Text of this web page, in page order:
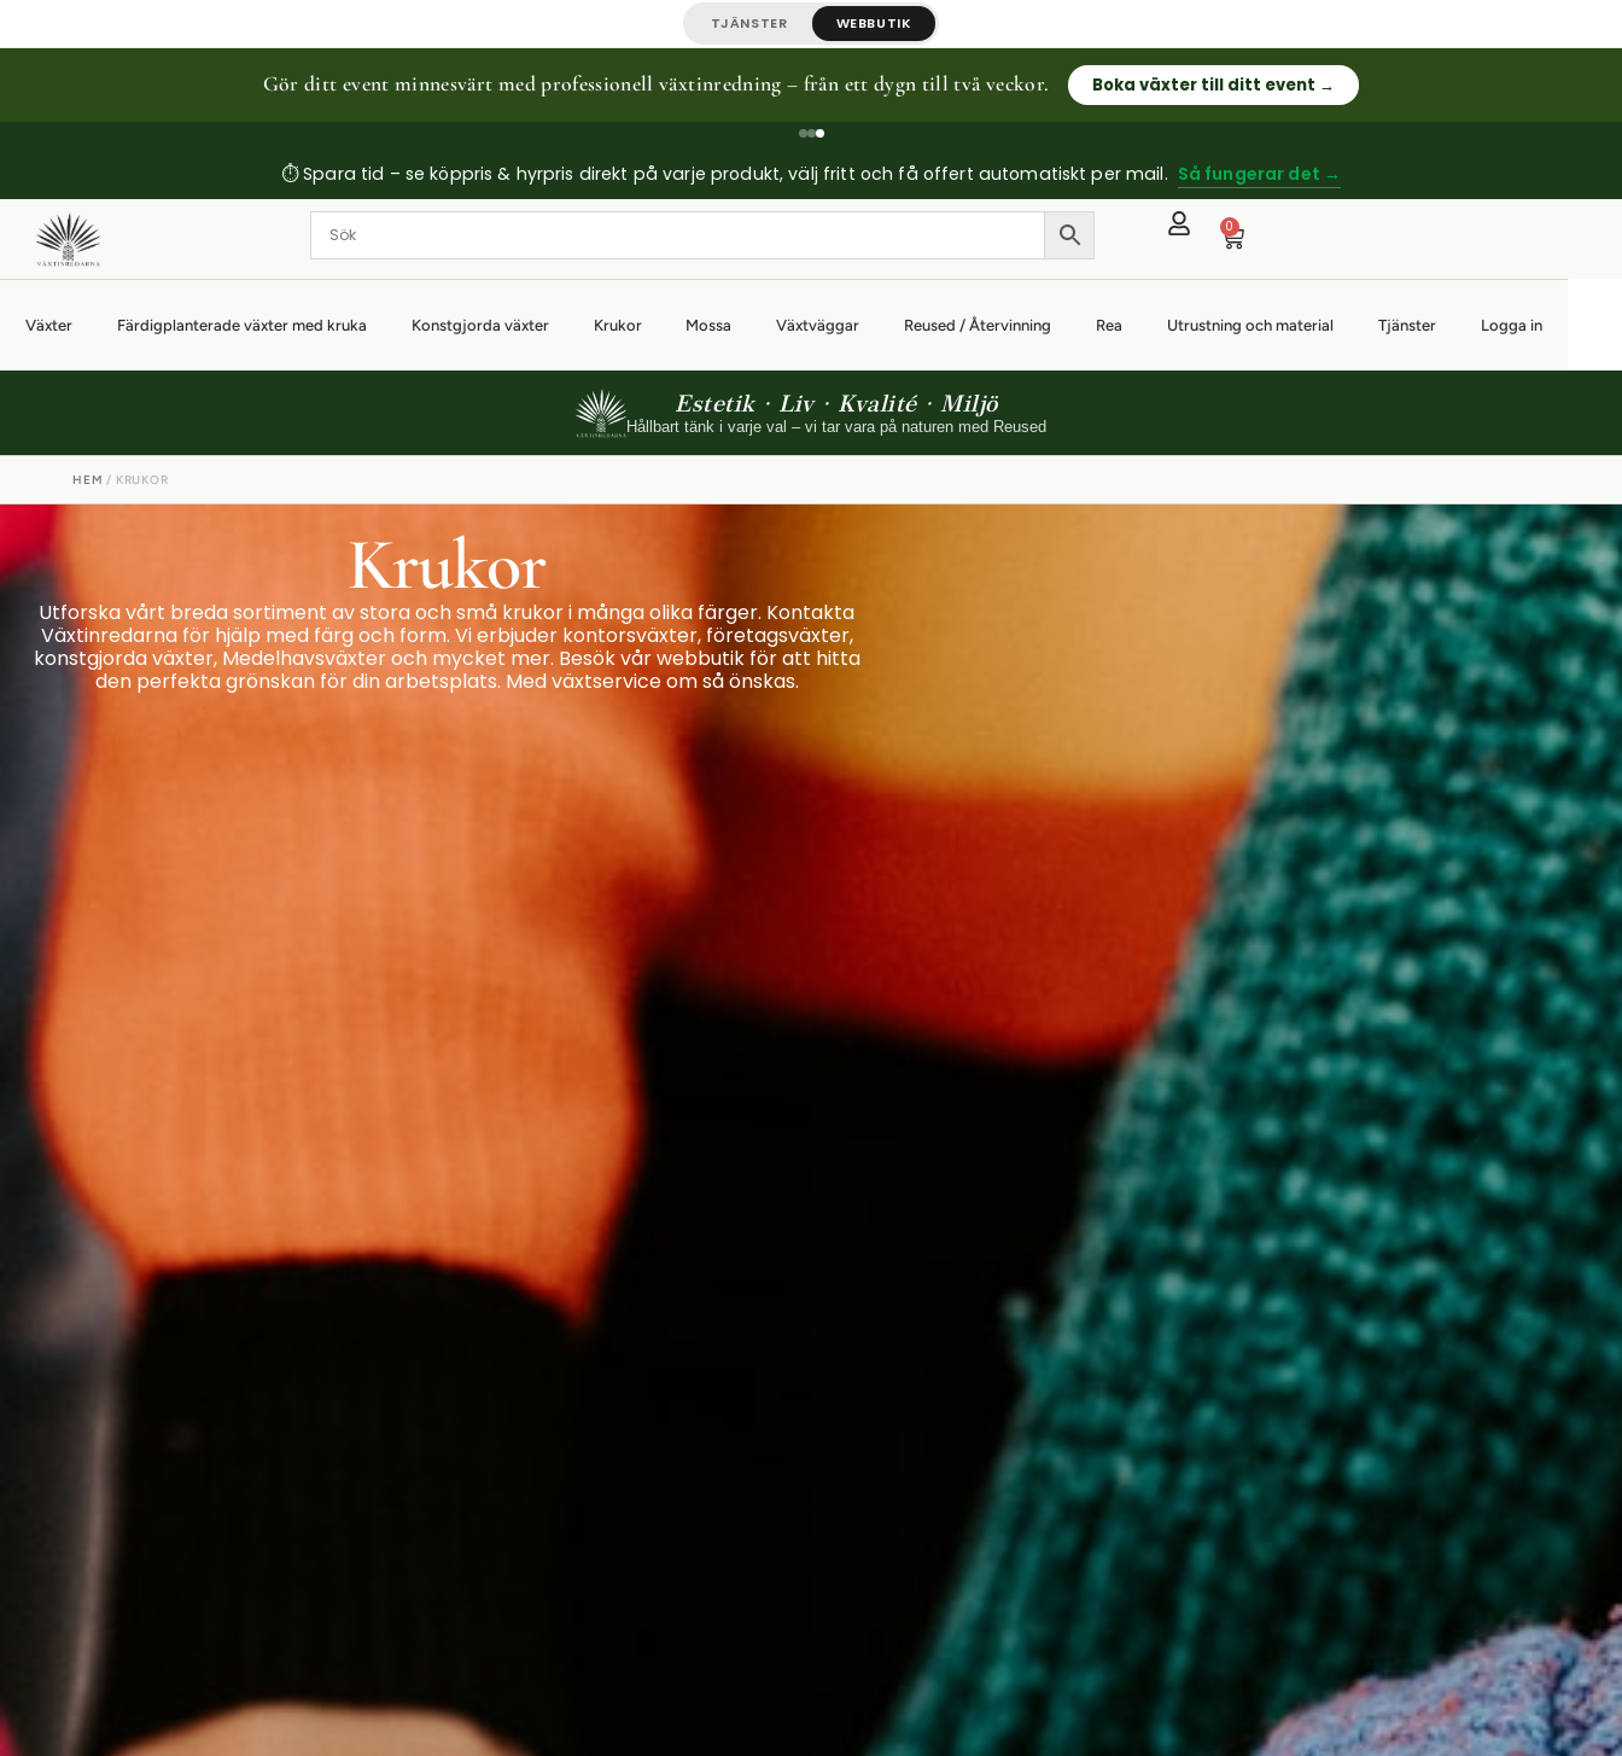
TJÄNSTER WEBBUTIK
Gör ditt event minnesvärt med professionell växtinredning – från ett dygn till två veckor. Boka växter till ditt event →
⏱ Spara tid – se köppris & hyrpris direkt på varje produkt, välj fritt och få offert automatiskt per mail. Så fungerar det →
0
Växter Färdigplanterade växter med kruka Konstgjorda växter Krukor Mossa Växtväggar Reused / Återvinning Rea Utrustning och material Tjänster Logga in
Estetik · Liv · Kvalité · Miljö
Hållbart tänk i varje val – vi tar vara på naturen med Reused
HEM / KRUKOR
Krukor
Utforska vårt breda sortiment av stora och små krukor i många olika färger. Kontakta
Växtinredarna för hjälp med färg och form. Vi erbjuder kontorsväxter, företagsväxter,
konstgjorda växter, Medelhavsväxter och mycket mer. Besök vår webbutik för att hitta
den perfekta grönskan för din arbetsplats. Med växtservice om så önskas.